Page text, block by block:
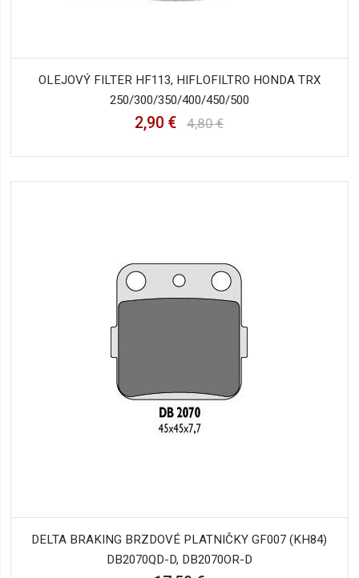
OLEJOVÝ FILTER HF113, HIFLOFILTRO HONDA TRX
250/300/350/400/450/500
2,90 € 4,80 €
DELTA BRAKING BRZDOVÉ PLATNIČKY GF007 (KH84)
DB2070QD-D, DB2070OR-D